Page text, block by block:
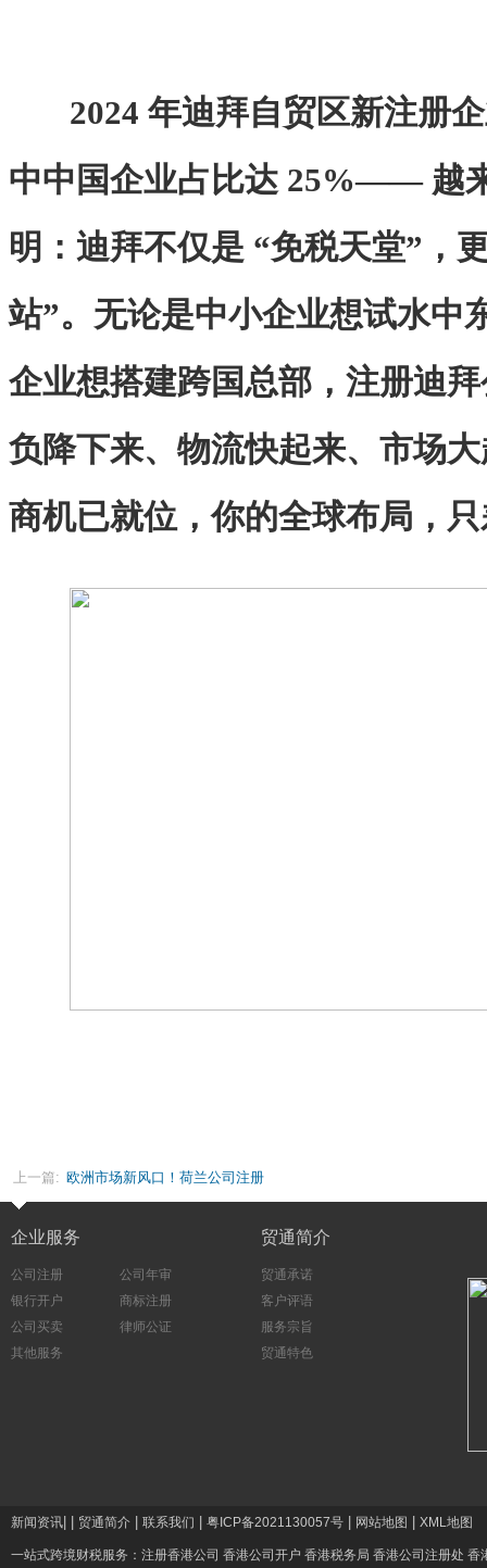
2024 年迪拜自贸区新注册
中中国企业占比达 25%—— 越
明：迪拜不仅是 “免税天堂”，
站”。无论是中小企业想试水中
企业想搭建跨国总部，注册迪
负降下来、物流快起来、市场
商机已就位，你的全球布局，
上一篇: 欧洲市场新风口！荷兰公司注册
企业服务
公司注册
公司年审
银行开户
商标注册
公司买卖
律师公证
其他服务
贸通简介
贸通承诺
客户评语
服务宗旨
贸通特色
新闻资讯 贸通简介 联系我们 粤ICP备2021130057号 网站地图 XML地图
一站式跨境财税服务： 注册香港公司 香港公司开户 香港税务局 香港公司注册处 香